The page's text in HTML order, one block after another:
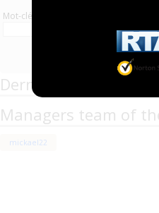
Mot-clé
Derniers
Managers team of
mickael22